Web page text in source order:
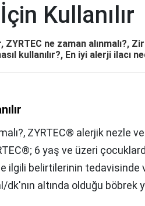
Kullanılır
ZYRTEC ne zaman alınmalı?,
kullanılır?, En iyi alerji ilacı
ZYRTEC® alerjik nezle
6 yaş ve üzeri
ilgili belirtilerinin tedavisinde
dk'nın altında olduğu böbrek